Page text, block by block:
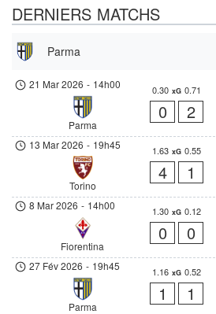
DERNIERS MATCHS
Parma
21 Mar 2026 - 14h00
Parma
0.30 xG 0.71
0 2
13 Mar 2026 - 19h45
Torino
1.63 xG 0.55
4 1
8 Mar 2026 - 14h00
Fiorentina
1.30 xG 0.12
0 0
27 Fév 2026 - 19h45
Parma
1.16 xG 0.52
1 1